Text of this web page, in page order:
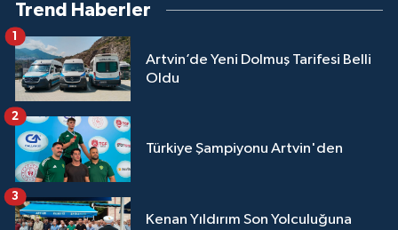
Trend Haberler
Artvin’de Yeni Dolmuş Tarifesi Belli
Oldu
1
Türkiye Şampiyonu Artvin'den
2
Kenan Yıldırım Son Yolculuğuna
3